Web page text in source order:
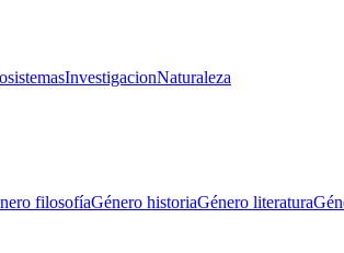
InvestigacionNaturaleza
filosofíaGénero historiaGénero literatura